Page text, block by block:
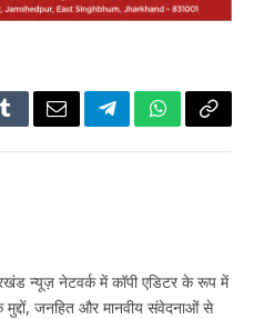
TumblrEmailTelegramWhatsApp
Copy
न्यूज़ नेटवर्क में कॉपी एडिटर के रूप में
मुद्दों, जनहित और मानवीय संवेदनाओं से